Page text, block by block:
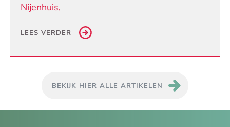
Nijenhuis,
LEES VERDER
BEKIJK HIER ALLE ARTIKELEN